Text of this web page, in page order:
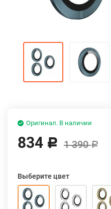
Оригинал. В наличии
834 Р 1 390Р
Выберите цвет